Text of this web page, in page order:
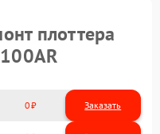
плоттера
0 Заказать